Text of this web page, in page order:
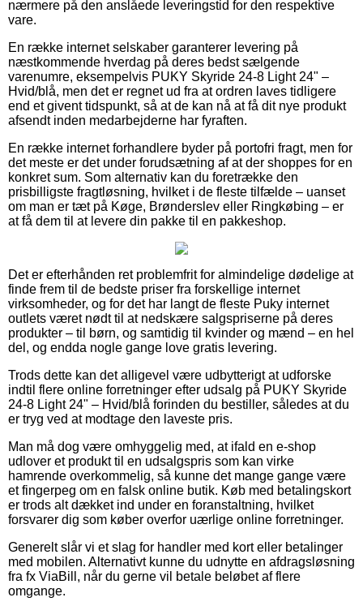
nærmere på den anslåede leveringstid for den respektive
vare.
En række internet selskaber garanterer levering på
næstkommende hverdag på deres bedst sælgende
varenumre, eksempelvis PUKY Skyride 24-8 Light 24" –
Hvid/blå, men det er regnet ud fra at ordren laves tidligere
end et givent tidspunkt, så at de kan nå at få dit nye produkt
afsendt inden medarbejderne har fyraften.
En række internet forhandlere byder på portofri fragt, men for
det meste er det under forudsætning af at der shoppes for en
konkret sum. Som alternativ kan du foretrække den
prisbilligste fragtløsning, hvilket i de fleste tilfælde – uanset
om man er tæt på Køge, Brønderslev eller Ringkøbing – er
at få dem til at levere din pakke til en pakkeshop.
Det er efterhånden ret problemfrit for almindelige dødelige at
finde frem til de bedste priser fra forskellige internet
virksomheder, og for det har langt de fleste Puky internet
outlets været nødt til at nedskære salgspriserne på deres
produkter – til børn, og samtidig til kvinder og mænd – en hel
del, og endda nogle gange love gratis levering.
Trods dette kan det alligevel være udbytterigt at udforske
indtil flere online forretninger efter udsalg på PUKY Skyride
24-8 Light 24" – Hvid/blå forinden du bestiller, således at du
er tryg ved at modtage den laveste pris.
Man må dog være omhyggelig med, at ifald en e-shop
udlover et produkt til en udsalgspris som kan virke
hamrende overkommelig, så kunne det mange gange være
et fingerpeg om en falsk online butik. Køb med betalingskort
er trods alt dækket ind under en foranstaltning, hvilket
forsvarer dig som køber overfor uærlige online forretninger.
Generelt slår vi et slag for handler med kort eller betalinger
med mobilen. Alternativt kunne du udnytte en afdragsløsning
fra fx ViaBill, når du gerne vil betale beløbet af flere
omgange.